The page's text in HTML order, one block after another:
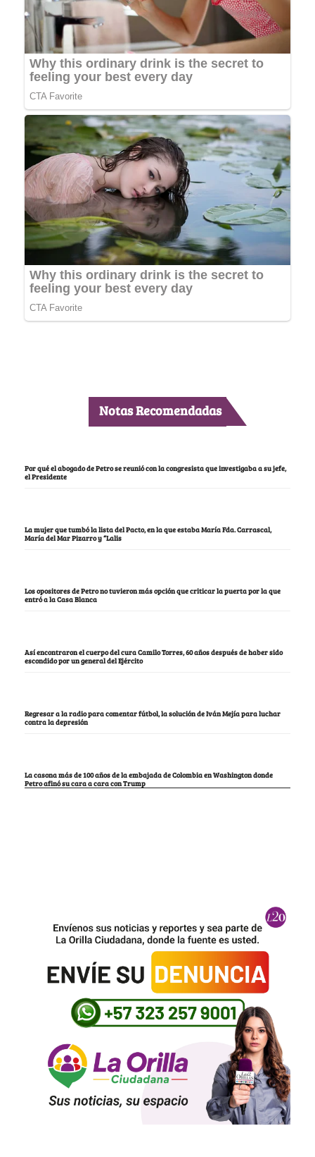
Notas Recomendadas
Por qué el abogado de Petro se reunió con la congresista que investigaba a su jefe,
el Presidente
La mujer que tumbó la lista del Pacto, en la que estaba María Fda. Carrascal,
María del Mar Pizarro y “Lalis
Los opositores de Petro no tuvieron más opción que criticar la puerta por la que
entró a la Casa Blanca
Así encontraron el cuerpo del cura Camilo Torres, 60 años después de haber sido
escondido por un general del Ejército
Regresar a la radio para comentar fútbol, la solución de Iván Mejía para luchar
contra la depresión
La casona más de 100 años de la embajada de Colombia en Washington donde
Petro afinó su cara a cara con Trump